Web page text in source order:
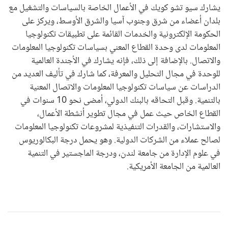
يشارك سيو تشو كويك في الأعمال الخاصة بالسياسات والتشغيل مع
بلدان أعضاء من شرق وجنوب آسيا والشرق الأوسط، ويركز على
الحكومة الإلكترونية والخدمات القائمة على تطبيقات تكنولوجيا
المعلومات لدى وحدة القطاع المعني بسياسات تكنولوجيا المعلومات
والاتصال. بالإضافة إلى ذلك، فإنه يشارك في الأجندة العالمية
للوحدة في مجال التحليل والمعرفة، كما شارك في تأليف العديد من
الدراسات عن سياسات تكنولوجيا المعلومات والاتصال المعنية
بالتنمية. وقبل التحاقه بالبنك الدولي، أمضى نحو 10 سنوات في
القطاع الخاص حيث عمل في مجال تطوير أنشطة الأعمال،
والاستشارات، والقدرات التنفيذية لمشروعات تكنولوجيا المعلومات
لصالح عملاء من الشركات الدولية. وهو يحمل درجة البكالوريوس
في علوم الإدارة من جامعة لندن، ودرجة الماجستير في التنمية
العالمية من الجامعة الأمريكية.